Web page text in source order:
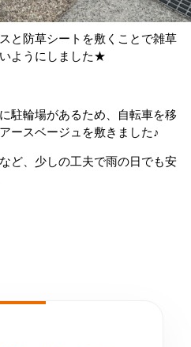
と防草シートを敷くことで雑草
ようにしました★
駐輪場があるため、自転車を移
ースベージュを敷きました♪
ど、少しの工夫で雨の日でも安